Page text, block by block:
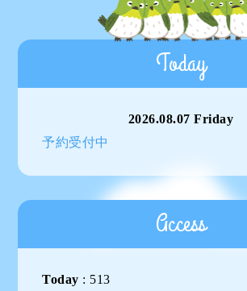
Today
2026.08.07 Friday
予約受付中
Access
Today : 513